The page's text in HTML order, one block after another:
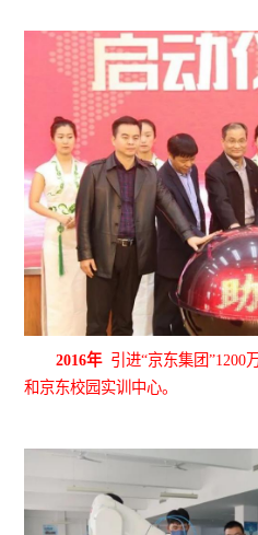
2016年 引进“京东集团”1200
和京东校园实训中心。